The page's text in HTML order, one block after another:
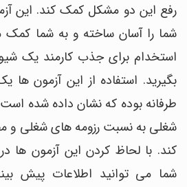
رفع این دو مشکل کمک کند. این
شما را آسان ساخته و به شما کمک
استخدام برای جذب کارمند یک
بگیرید. استفاده از این آزمون
طرفانه بوده که نشان داده شده
شغلی به نسبت رزومه های شغلی و
کند. با لحاظ کردن این آزمون ها
شما می توانید اطلاعات پیش